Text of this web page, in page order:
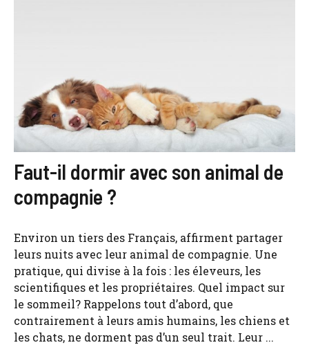
Faut-il dormir avec son animal de
compagnie ?
Environ un tiers des Français, affirment partager
leurs nuits avec leur animal de compagnie. Une
pratique, qui divise à la fois : les éleveurs, les
scientifiques et les propriétaires. Quel impact sur
le sommeil? Rappelons tout d’abord, que
contrairement à leurs amis humains, les chiens et
les chats, ne dorment pas d’un seul trait. Leur ...